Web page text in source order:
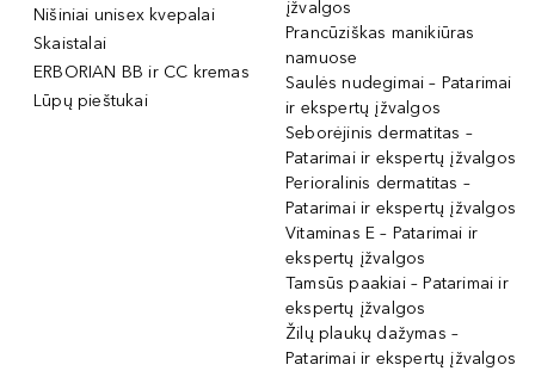
Nišiniai unisex kvepalai
Skaistalai
ERBORIAN BB ir CC kremas
Lūpų pieštukai
įžvalgos
Prancūziškas manikiūras
namuose
Saulės nudegimai – Patarimai
ir ekspertų įžvalgos
Seborėjinis dermatitas –
Patarimai ir ekspertų įžvalgos
Perioralinis dermatitas –
Patarimai ir ekspertų įžvalgos
Vitaminas E – Patarimai ir
ekspertų įžvalgos
Tamsūs paakiai – Patarimai ir
ekspertų įžvalgos
Žilų plaukų dažymas –
Patarimai ir ekspertų įžvalgos